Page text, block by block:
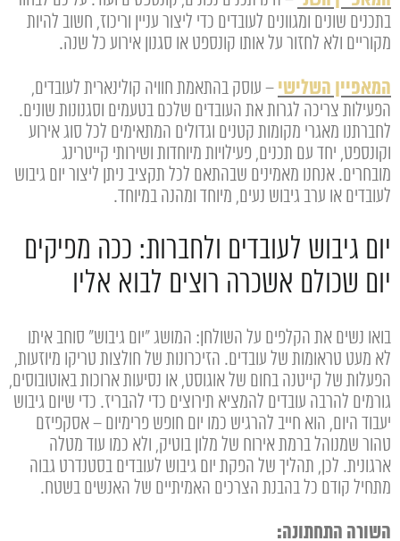
בתכנים שונים ומגוונים לעובדים כדי ליצור עניין וריכוז, חשוב להיות
מקוריים ולא לחזור על אותו קונספט או סגנון אירוע כל שנה.
המאפיין השלישי – עוסק בהתאמת חוויה קולינארית לעובדים,
הפעילות צריכה לגרות את העובדים שלכם בטעמים וסגנונות שונים.
לחברתנו מאגרי מקומות קטנים וגדולים המתאימים לכל סוג אירוע
וקונספט, יחד עם תכנים, פעילויות מיוחדות ושירותי קייטרינג
מובחרים. אנחנו מאמינים שבהתאם לכל תקציב ניתן ליצור יום גיבוש
לעובדים או ערב גיבוש נעים, מיוחד ומהנה במיוחד.
יום גיבוש לעובדים ולחברות: ככה מפיקים
יום שכולם אשכרה רוצים לבוא אליו
בואו נשים את הקלפים על השולחן: המושג "יום גיבוש" סוחב איתו
לא מעט טראומות של עובדים. הזיכרונות של חולצות טריקו מיוזעות,
הפעלות של קייטנה בחום של אוגוסט, או נסיעות ארוכות באוטובוסים,
גורמים להרבה עובדים להמציא תירוצים כדי להבריז. כדי שיום גיבוש
יעבוד היום, הוא חייב להרגיש כמו יום חופש פרימיום – אסקפיזם
טהור שמנוהל ברמת אירוח של מלון בוטיק, ולא כמו עוד מטלה
ארגונית. לכן, תהליך של הפקת יום גיבוש לעובדים בסטנדרט גבוה
מתחיל קודם כל בהבנת הצרכים האמיתיים של האנשים בשטח.
השורה התחתונה: